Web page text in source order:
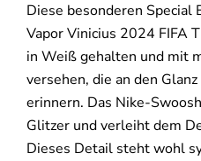
Diese besonderen Special
Vapor Vinicius 2024 FIFA
in Weiß gehalten und mit
versehen, die an den
erinnern. Das Nike-
Glitzer und verleiht dem
Dieses Detail steht wohl